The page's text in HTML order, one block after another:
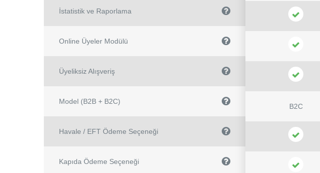
İstatistik ve Raporlama
Online Üyeler Modülü
Üyeliksiz Alışveriş
Model (B2B + B2C)
Havale / EFT Ödeme Seçeneği
Kapıda Ödeme Seçeneği
B2C